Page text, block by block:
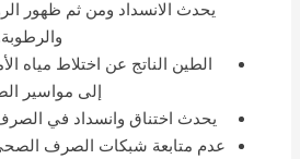
يحدث الانسداد ومن ثم ظهور
والرطوبة.
الطين الناتج عن اختلاط مياه الأمطار
إلى مواسير
يحدث اختناق وانسداد في الصرف
عدم متابعة شبكات الصرف الصحي